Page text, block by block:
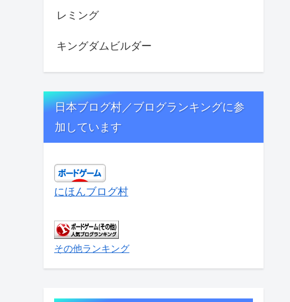
レミング
キングダムビルダー
日本ブログ村／ブログランキングに参
加しています
にほんブログ村
その他ランキング